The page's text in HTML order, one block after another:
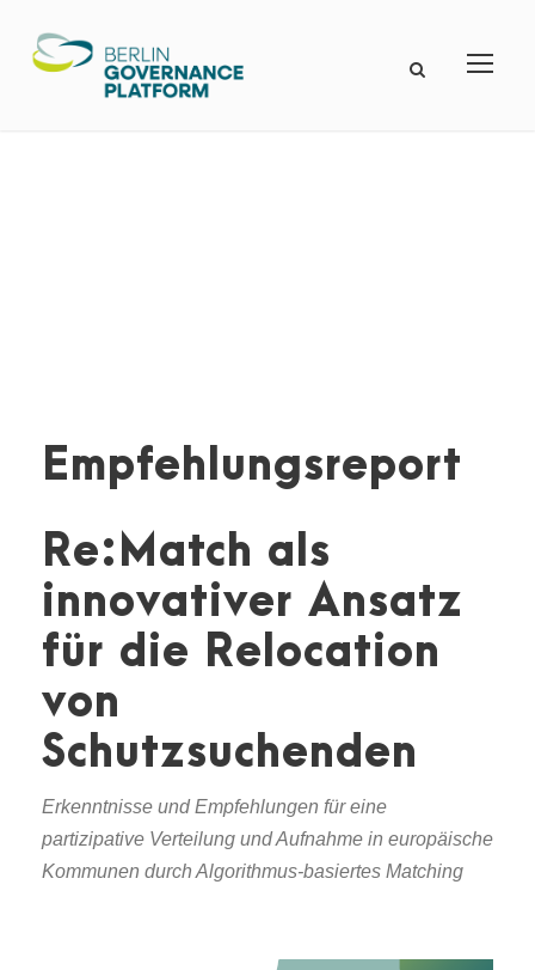
Empfehlungsreport
Re:Match als
innovativer Ansatz
für die Relocation
von
Schutzsuchenden
Erkenntnisse und Empfehlungen für eine
partizipative Verteilung und Aufnahme in europäische
Kommunen durch Algorithmus-basiertes Matching